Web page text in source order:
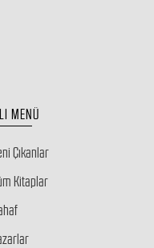
MENÜ
Çıkanlar
Kitaplar